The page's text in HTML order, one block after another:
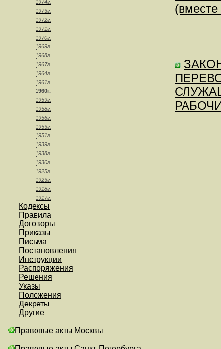
1974г.
1973г.
1972г.
1971г.
1970г.
1969г.
1968г.
1967г.
1964г.
1961г.
1960г.
1959г.
1958г.
1956г.
1953г.
1951г.
1939г.
1938г.
1930г.
1925г.
1923г.
1918г.
1917г.
Кодексы
Правила
Договоры
Приказы
Письма
Постановления
Инструкции
Распоряжения
Решения
Указы
Положения
Декреты
Другие
Правовые акты Москвы